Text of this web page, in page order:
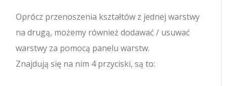
Oprócz przenoszenia kształtów z jednej warstwy
na drugą, możemy również dodawać / usuwać
warstwy za pomocą panelu warstw.
Znajdują się na nim 4 przyciski, są to: